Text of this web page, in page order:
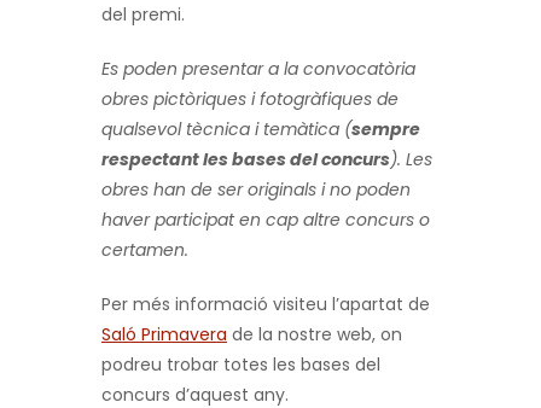
del premi.
Es poden presentar a la convocatòria
obres pictòriques i fotogràfiques de
qualsevol tècnica i temàtica (sempre
respectant les bases del concurs). Les
obres han de ser originals i no poden
haver participat en cap altre concurs o
certamen.
Per més informació visiteu l’apartat de
Saló Primavera de la nostre web, on
podreu trobar totes les bases del
concurs d’aquest any.